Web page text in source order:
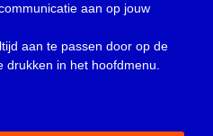
aan op jouw
aan te passen door op de
drukken in het hoofdmenu.